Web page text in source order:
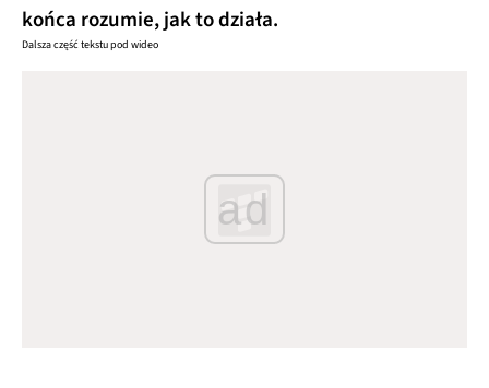
końca rozumie, jak to działa.
Dalsza część tekstu pod wideo
ad